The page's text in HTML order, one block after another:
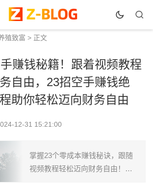
殖致富 > 正文
赚钱秘籍！跟着视频教程
自由，23招空手赚钱绝
助你轻松迈向财务自由
12-31 15:21:00
掌握23个零成本赚钱秘诀，跟随
视频教程轻松迈向财务自由！无